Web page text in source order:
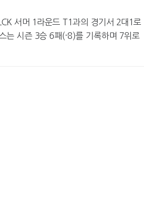
서머 1라운드 T1과의 경기서 2대1로
는 시즌 3승 6패(-8)를 기록하며 7위로